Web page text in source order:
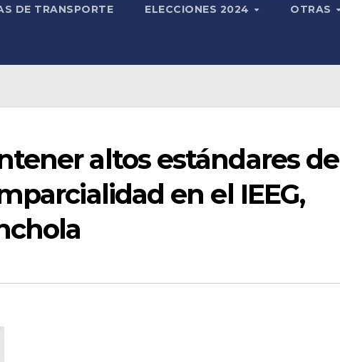
DE TRANSPORTE ELECCIONES 2024 OTRAS
altos estándares de
en el IEEG,